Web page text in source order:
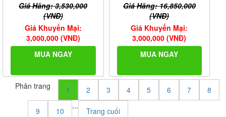
Giá Hãng: 3,530,000
(VNĐ)
Giá Khuyến Mại:
3,000,000 (VNĐ)
MUA NGAY
Giá Hãng: 16,850,000
(VNĐ)
Giá Khuyến Mại:
3,000,000 (VNĐ)
MUA NGAY
Phân trang 1 2 3 4 5 6 7 8
9 10
...
Trang cuối